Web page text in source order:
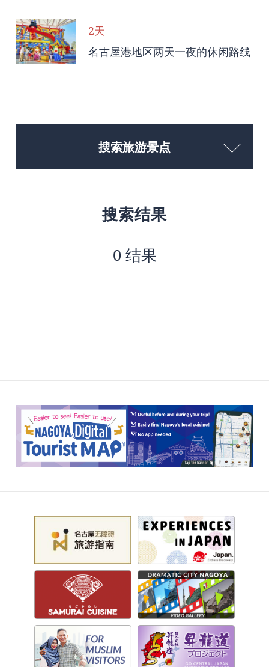
2天
名古屋港地区两天一夜的休闲路线
搜索旅游景点
搜索结果
0 结果